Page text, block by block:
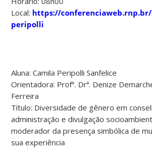
Local: https://conferenciaweb.rnp.br/
peripolli
Aluna: Camila Peripolli Sanfelice
Orientadora: Profª. Drª. Denize
Ferreira
Título: Diversidade de gênero em
administração e divulgação
moderador da presença simbólica de
sua experiência